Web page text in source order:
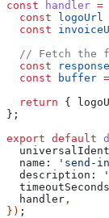
const handler =
  const
logoUrl
  const
// Fetch the
  const
response
  const
buffer =
  return
{
};
export default
  name:
'send-
  description:
  handler
,
}) ;